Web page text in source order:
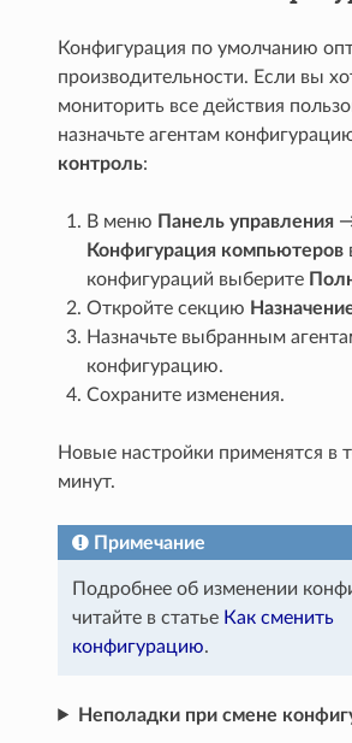
Конфигурация по умолчанию
производительности. Если вы
мониторить все действия
назначьте агентам
контроль:
В меню Панель управления
Конфигурация компьютеров
конфигураций выберите
Откройте секцию
Назначьте выбранным
конфигурацию.
Сохраните изменения.
Новые настройки применятся в
минут.
Примечание
Подробнее об изменении
читайте в статье Как сменить
конфигурацию.
Неполадки при смене